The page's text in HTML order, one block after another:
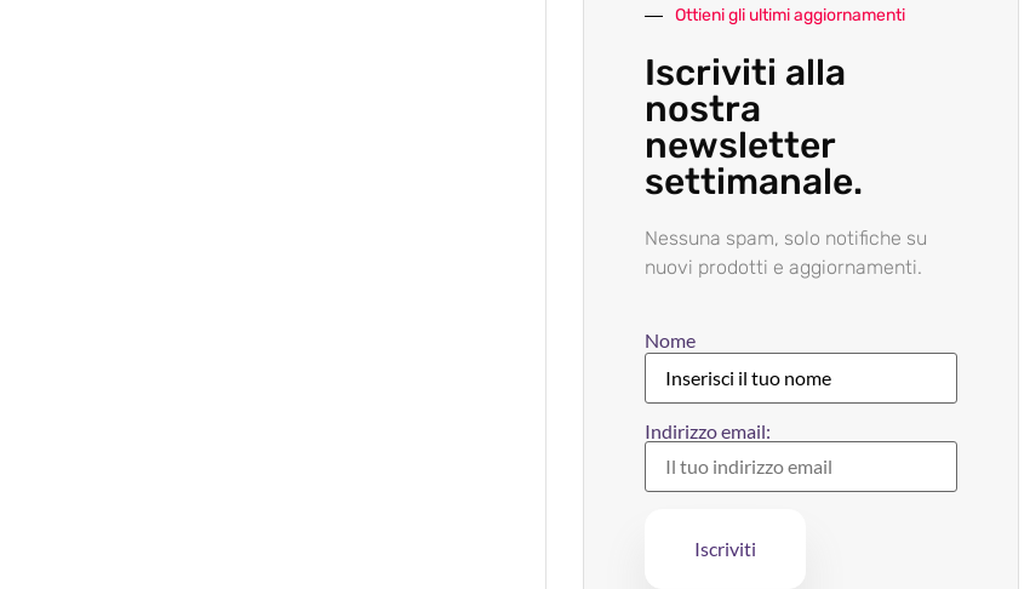
Ottieni gli ultimi aggiornamenti
Iscriviti alla
nostra
newsletter
settimanale.
Nessuna spam, solo notifiche su
nuovi prodotti e aggiornamenti.
Nome
Indirizzo email: